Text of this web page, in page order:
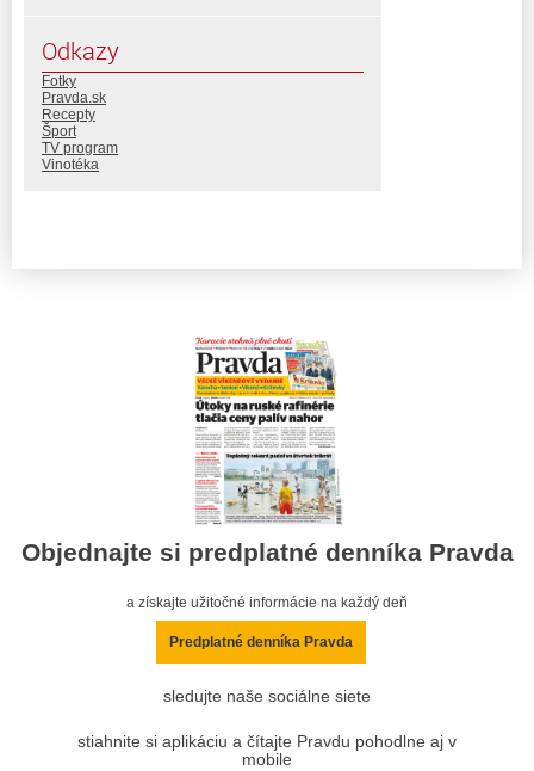
Odkazy
Fotky
Pravda.sk
Recepty
Šport
TV program
Vinotéka
Objednajte si predplatné denníka Pravda
a získajte užitočné informácie na každý deň
Predplatné denníka Pravda
sledujte naše sociálne siete
stiahnite si aplikáciu a čítajte Pravdu pohodlne aj v
mobile